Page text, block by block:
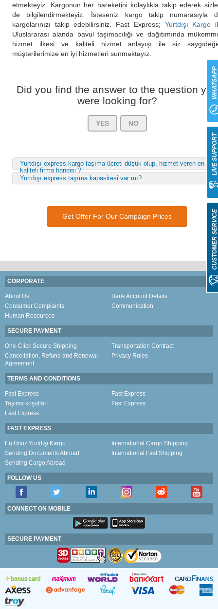
etmekteyiz. Kargonun her hareketini kolaylıkla takip ederek
de bilgilendirmekteyiz. İsteseniz kargo takip numarasıyla
kargolarınızı takip edebilirsiniz. Fast Express; Yurtdışı Kargo
Uluslararası alanda bavul taşımacılığı ve dağıtımında
hizmet ilkesi ve kaliteli hizmet anlayışı ile siz
müşterilerimize en iyi hizmetleri sunmaktayız.
Did you find the answer to the question you
were looking for?
YES NO
Yurtdışı express kargo taşıma ücreti düşük olup, hizmet veren en
kaliteli firma hangisi ?
Yurtdışı express taşıma kapasitesi var mı?
Get Offer For Our Campaign Prices
CORPORATE
About Us
Bank Account Details
Consumer Complaints
Communication
Human Resources
SECURE PAYMENT
One-Click Secure Shipping
Transportation Contract
Cancellation, Refund and Renewal
Agreement
Privacy Rules
TERMS AND CONDITIONS
Fast Express
Fast Express
Taşıma koşulları
Fast Express
Fast Express
FAST EXPRESS
En Ucuz Yurtdışı Kargo
International Cargo Shipping
Sending Documents Abroad
International Fast Shipping
Sending Cargo Abroad
FOLLOW US
CONNECT ON MOBILE
SECURE PAYMENT
CUSTOMER SERVICE
LIVE SUPPORT
WHATSAPP